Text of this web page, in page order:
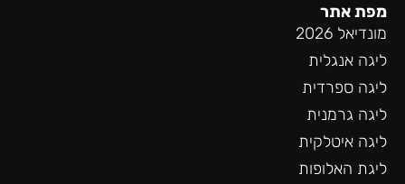
מפת אתר
מונדיאל 2026
ליגה אנגלית
ליגה ספרדית
ליגה גרמנית
ליגה איטלקית
ליגת האלופות